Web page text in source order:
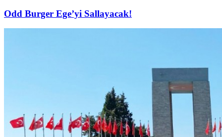
Odd Burger Ege’yi Sallayacak!